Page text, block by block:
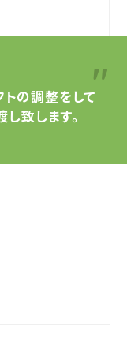
の調整をして
し致します。